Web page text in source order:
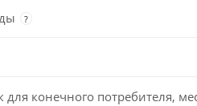
?
конечного потребителя,